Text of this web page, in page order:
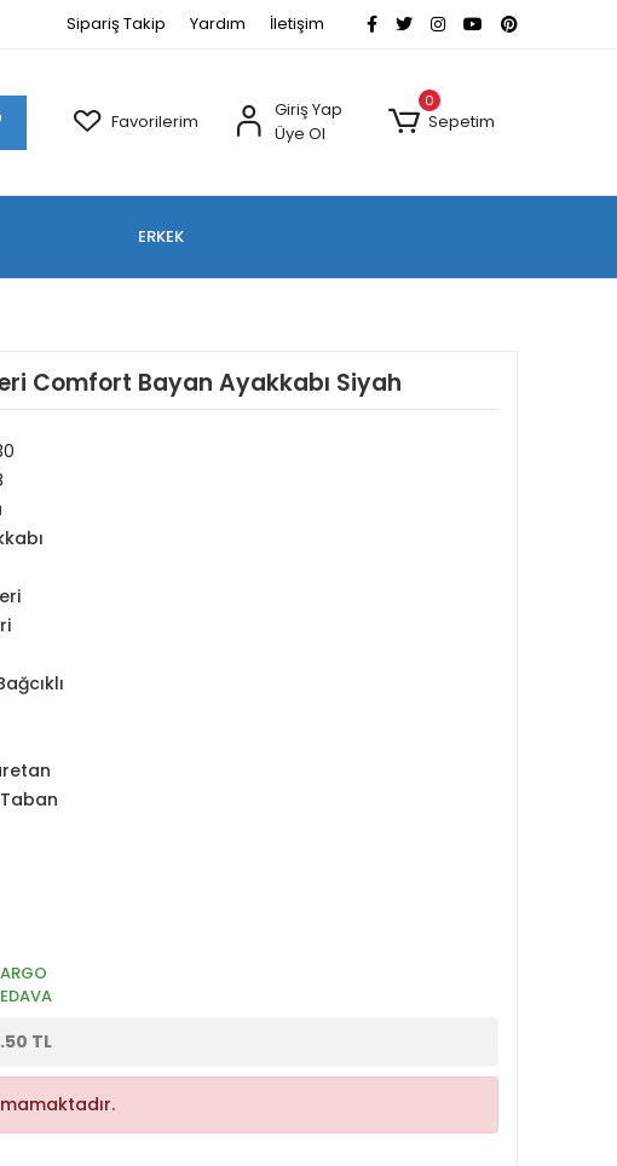
Sipariş Takip Yardım İletişim
Favorilerim
Giriş Yap
Üye Ol
0
Sepetim
ERKEK
Comfort Bayan Ayakkabı Siyah
TL